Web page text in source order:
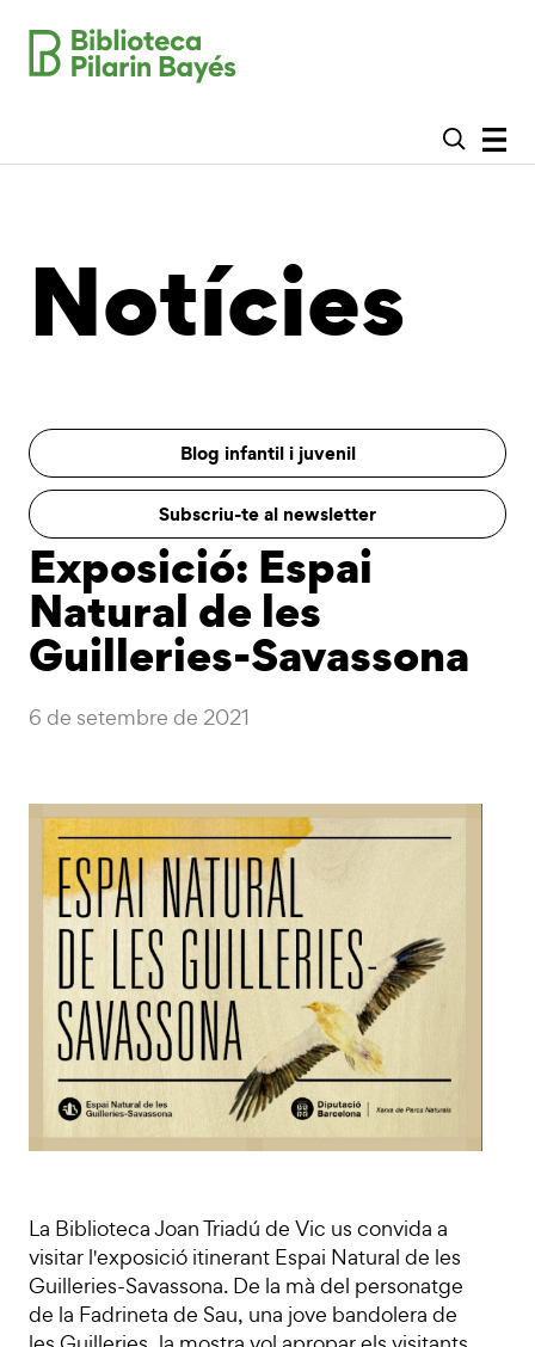
Notícies
Blog infantil i juvenil
Subscriu-te al newsletter
Exposició: Espai
Natural de les
Guilleries-Savassona
6 de setembre de 2021
La Biblioteca Joan Triadú de Vic us convida a
visitar l'exposició itinerant Espai Natural de les
Guilleries-Savassona. De la mà del personatge
de la Fadrineta de Sau, una jove bandolera de